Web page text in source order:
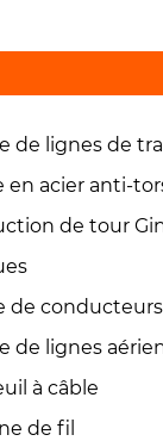
de lignes de
en acier anti-
de tour
de conducteurs
de lignes
à câble
de fil